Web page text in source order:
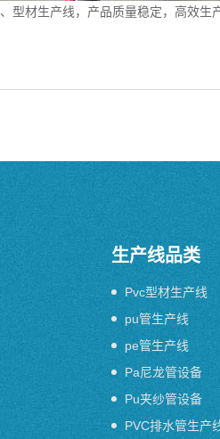
、型材生产线，产品质量稳定，高效生
生产线品类
Pvc型材生产线
pu管生产线
pe管生产线
Pa尼龙管设备
Pu夹纱管设备
PVC排水管生产